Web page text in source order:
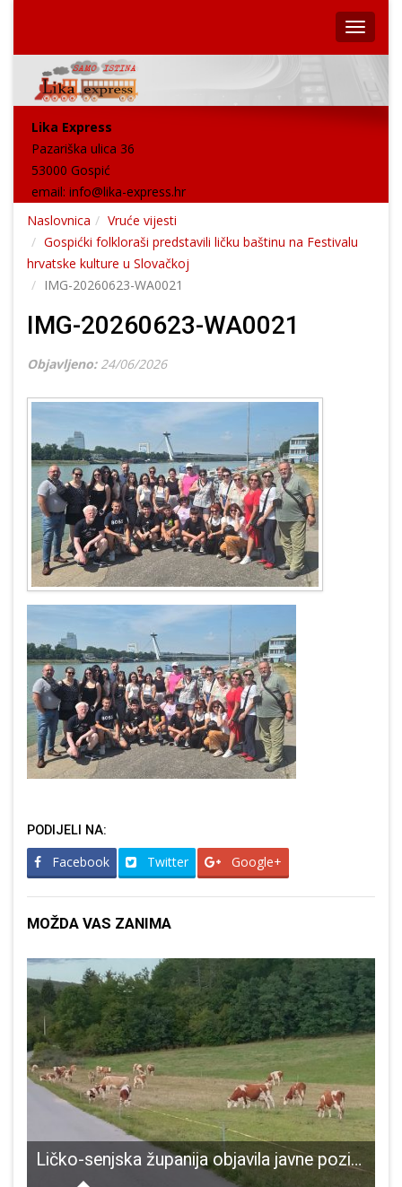
Lika Express
Pazariška ulica 36
53000 Gospić
email: info@lika-express.hr
Naslovnica
Vruće vijesti
Gospićki folkloraši predstavili ličku baštinu na Festivalu
hrvatske kulture u Slovačkoj
IMG-20260623-WA0021
IMG-20260623-WA0021
Objavljeno: 24/06/2026
PODIJELI NA:
Facebook Twitter Google+
MOŽDA VAS ZANIMA
Ličko-senjska županija objavila javne pozive za korištenje potpora za poticanje razvoja mliječnog govedarstva